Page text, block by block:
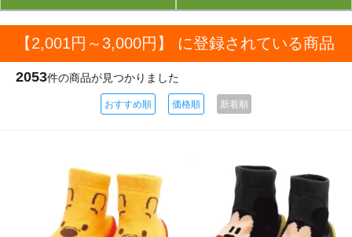
【2,001円～3,000円】 に登録されている商品
2053件の商品が見つかりました
おすすめ順 価格順 新着順